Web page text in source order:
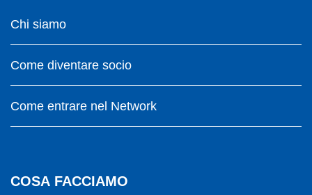
Chi siamo
Come diventare socio
Come entrare nel Network
COSA FACCIAMO